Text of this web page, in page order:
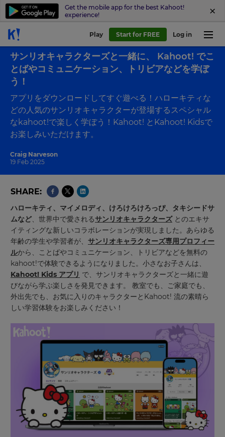
Get the mobile app for the best Kahoot!
experience!
Play Start for FREE Log in
Craig Narveson
19 Feb 2025
サンリオキャラクターズと一緒に、 Kahoot! でこ
とばやコミュニケーション、トリビアなどを学ぼ
う！
アプリをダウンロードしてすぐ遊べる！ハローキティな
どの人気のサンリオキャラクターが登場するスペシャル
なkahoot!で楽しく学ぼう！Kahoot! とKahoot! Kidsで
お楽しみいただけます。
SHARE
ハローキティ、マイメロディ、けろけろけろっぴ、タキシードサ
ムなど、 世界中で愛されるサンリオキャラクターズ とのエキサ
イティングな新しいコラボレーションが実現しました。 あらゆる
年齢の学生や学習者が、 サンリオキャラクターズ専用プロフィー
ルから 、 ことばやコミュニケーション、トリビアなどを無料の
kahoot!で体験できるようになりました。小さなお子さんは、
Kahoot! Kids アプリ で、サンリオキャラクターズと一緒に遊
びながら学ぶ楽しさを発見できます。 教室でも、ご家庭でも、
外出先でも、お気に入りのキャラクターとKahoot! 流の素晴ら
しい学習体験をお楽しみください！